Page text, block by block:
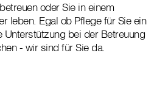
oder Sie in einem
leben. Egal ob Pflege für Sie ein
Unterstützung bei der Betreuung
- wir sind für Sie da.